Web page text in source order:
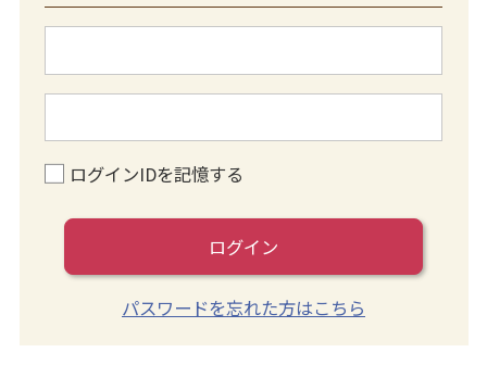
ログインIDを記憶する
ログイン
パスワードを忘れた方はこちら